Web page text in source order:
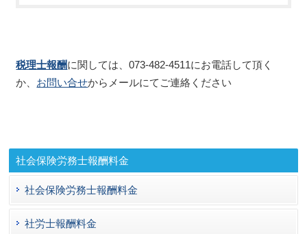
税理士報酬に関しては、073-482-4511にお電話して頂く
か、 お問い合せからメールにてご連絡ください
社会保険労務士報酬料金
社会保険労務士報酬料金
社労士報酬料金